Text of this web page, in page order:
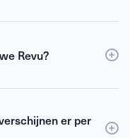
Revu?
voordeliger dan
Je ontvangt
er per